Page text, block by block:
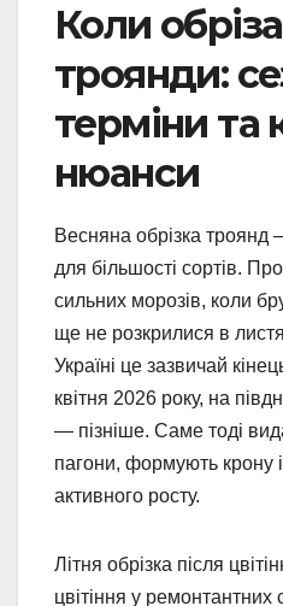
Коли
троянди:
терміни та
нюанси
Весняна обрізка
для більшості сортів.
сильних морозів, коли
ще не розкрилися в
Україні це зазвичай
квітня 2026 року, на
— пізніше. Саме тоді
пагони, формують крону
активного росту.
Літня обрізка після
цвітіння у ремонтантних